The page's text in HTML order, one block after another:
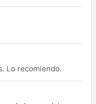
Lo recomiendo.